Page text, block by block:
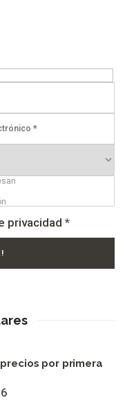
privacidad *
por primera